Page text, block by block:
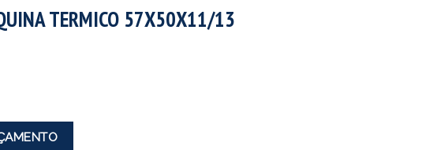
TERMICO 57X50X11/13